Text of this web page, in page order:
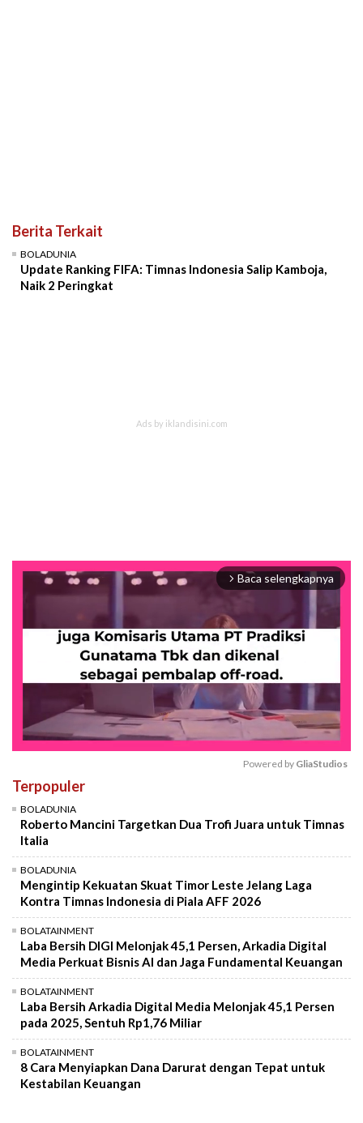
Berita Terkait
BOLADUNIA
Update Ranking FIFA: Timnas Indonesia Salip Kamboja,
Naik 2 Peringkat
arrow_forward_ios Baca selengkapnya
Powered by GliaStudios
Terpopuler
BOLADUNIA
Roberto Mancini Targetkan Dua Trofi Juara untuk Timnas
Italia
BOLADUNIA
Mengintip Kekuatan Skuat Timor Leste Jelang Laga
Kontra Timnas Indonesia di Piala AFF 2026
BOLATAINMENT
Laba Bersih DIGI Melonjak 45,1 Persen, Arkadia Digital
Media Perkuat Bisnis AI dan Jaga Fundamental Keuangan
BOLATAINMENT
Laba Bersih Arkadia Digital Media Melonjak 45,1 Persen
pada 2025, Sentuh Rp1,76 Miliar
BOLATAINMENT
8 Cara Menyiapkan Dana Darurat dengan Tepat untuk
Kestabilan Keuangan